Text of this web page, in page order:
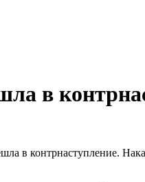
в
в контрнаступление.